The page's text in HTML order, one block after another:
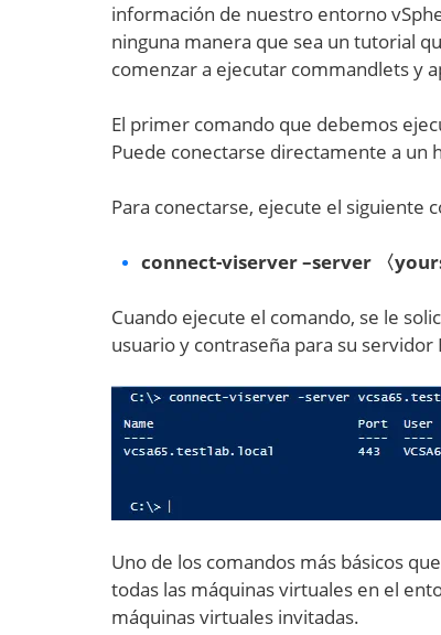
información de nuestro entorno
ninguna manera que sea un tutorial
comenzar a ejecutar commandlets y
El primer comando que debemos
Puede conectarse directamente a un
Para conectarse, ejecute el siguiente
connect-viserver –server 〈
Cuando ejecute el comando, se le
usuario y contraseña para su servidor
Uno de los comandos más básicos
todas las máquinas virtuales en el
máquinas virtuales invitadas.